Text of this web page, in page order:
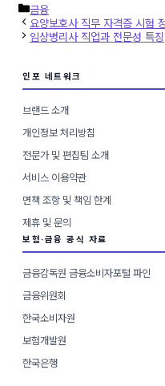
카
테
고
리
금융
요양보호사 직무 자격증 시험
임상병리사 직업과 전문성 특징
인포 네트워크
브랜드 소개
개인정보 처리방침
전문가 및 편집팀 소개
서비스 이용약관
면책 조항 및 책임 한계
제휴 및 문의
보험·금융 공식 자료
금융감독원 금융소비자포털 파인
금융위원회
한국소비자원
보험개발원
한국은행